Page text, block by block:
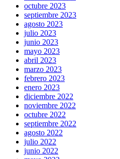
octubre 2023
septiembre 2023
agosto 2023
julio 2023
junio 2023
mayo 2023
abril 2023
marzo 2023
febrero 2023
enero 2023
diciembre 2022
noviembre 2022
octubre 2022
septiembre 2022
agosto 2022
julio 2022
junio 2022